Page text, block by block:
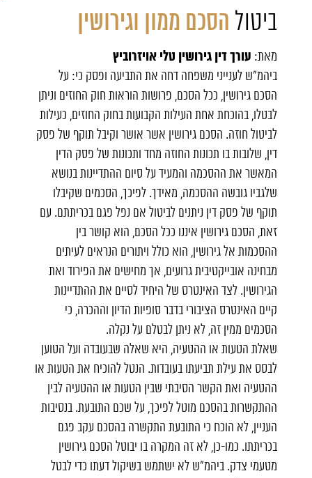
ביטול הסכם ממון וגירושין
מאת: עורך דין גירושין טלי אויזרוביץ
ביהמ"ש לענייני משפחה דחה את התביעה ופסק כי: על
הסכם גירושין, ככל הסכם, פרושות הוראות חוק החוזים וניתן
לבטלו, בהוכחת אחת העילות הקבועות בחוק החוזים, כעילות
לביטול חוזה. הסכם גירושין אשר אושר וקיבל תוקף של פסק
דין, שלובות בו תכונות החוזה מחד ותכונות של פסק הדין
המאשר את ההסכמה והמעיד על סיום ההתדיינות בנושא
שלגביו גובשה ההסכמה, מאידך. לפיכך, הסכמים שקיבלו
תוקף של פסק דין ניתנים לביטול אם נפל פגם בכריתתם. עם
זאת, הסכם גירושין איננו ככל הסכם, הוא קושר בין
ההסכמות אל גירושין, הוא כולל ויתורים הנראים לעיתים
מבחינה אובייקטיבית גרועים, אך מחישים את הפירוד ואת
הגירושין. לצד האינטרס של היחיד לסיים את ההתדיינות
קיים האינטרס הציבורי בדבר סופיות הדיון וההכרה, כי
הסכמים ממין זה, לא ניתן לבטלם על נקלה.
שאלת הטעות או ההטעיה, היא שאלה שבעובדה ועל הטוען
לבסס את עילת תביעתו בעובדות. הנטל להוכיח את הטעות או
ההטעיה ואת הקשר הסיבתי שבין הטעות או ההטעיה לבין
ההתקשרות בהסכם מוטל לפיכך, על שכם התובעת. בנסיבות
העניין, לא הוכח כי התובעת התקשרה בהסכם עקב פגם
בכריתתו. כמו-כן, לא זה המקרה בו יבוטל הסכם גירושין
מטעמי צדק. ביהמ"ש לא ישתמש בשיקול דעתו כדי לבטל